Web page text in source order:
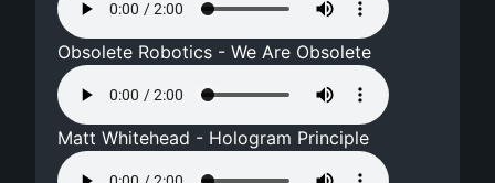
Obsolete Robotics - We Are Obsolete
Matt Whitehead - Hologram Principle